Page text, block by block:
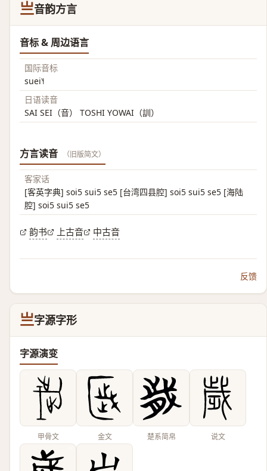
亗音韵方言
音标 & 周边语言
国际音标
suei˥˧
日语读音
SAI SEI（音） TOSHI YOWAI（訓）
方言读音 （旧版简文）
客家话
[客英字典] soi5 sui5 se5 [台湾四县腔] soi5 sui5 se5 [海陆
腔] soi5 sui5 se5
韵书 上古音 中古音
反馈
亗字源字形
字源演变
甲骨文 金文 楚系简帛 说文